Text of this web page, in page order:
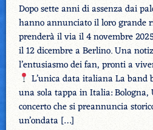
Dopo sette anni di assenza dai
hanno annunciato il loro grande
prenderà il via il 4 novembre
il 12 dicembre a Berlino. Una
l’entusiasmo dei fan, pronti a
L’unica data italiana La
una sola tappa in Italia:
concerto che si preannuncia
un’ondata […]